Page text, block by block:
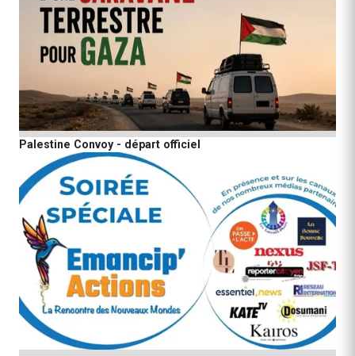
Palestine Convoy - départ officiel